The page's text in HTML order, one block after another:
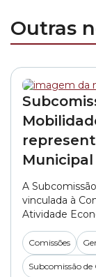
Outras
A
vinculada à
Atividade
(06/08), a
2026. No
Comissões
Subcomissão de